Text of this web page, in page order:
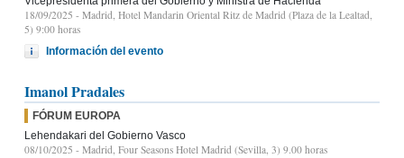
18/09/2025 - Madrid, Hotel Mandarin Oriental Ritz de Madrid (Plaza de la Lealtad,
5) 9:00 horas
Información del evento
Imanol Pradales
FÓRUM EUROPA
Lehendakari del Gobierno Vasco
08/10/2025 - Madrid, Four Seasons Hotel Madrid (Sevilla, 3) 9.00 horas